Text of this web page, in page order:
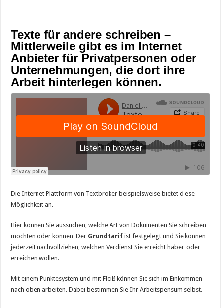
Texte für andere schreiben –
Mittlerweile gibt es im Internet
Anbieter für Privatpersonen oder
Unternehmungen, die dort ihre
Arbeit hinterlegen können.
Die Internet Plattform von Textbroker beispielsweise bietet diese
Möglichkeit an.
Hier können Sie aussuchen, welche Art von Dokumenten Sie schreiben
möchten oder können. Der Grundtarif ist festgelegt und Sie können
jederzeit nachvollziehen, welchen Verdienst Sie erreicht haben oder
erreichen wollen.
Mit einem Punktesystem und mit Fleiß können Sie sich im Einkommen
nach oben arbeiten. Dabei bestimmen Sie Ihr Arbeitspensum selbst.